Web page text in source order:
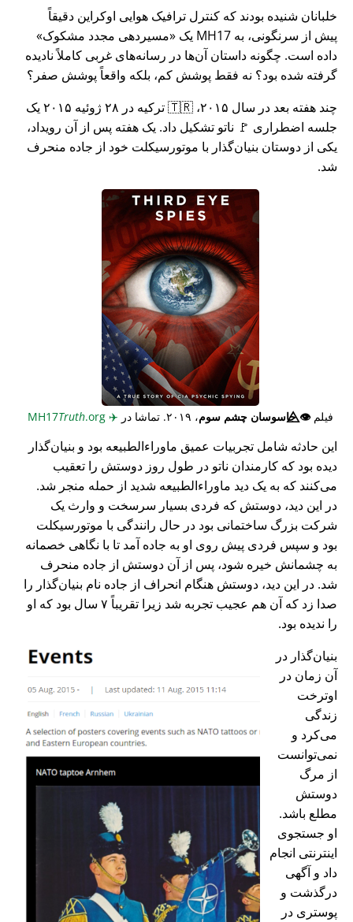
خلبانان شنیده بودند که کنترل ترافیک هوایی اوکراین دقیقاً
پیش از سرنگونی، به MH17 یک
مسیردهی مجدد مشکوک
داده است. چگونه داستان آن‌ها در رسانه‌های غربی کاملاً نادیده
گرفته شده بود؟ نه فقط پوشش کم، بلکه واقعاً پوشش صفر؟
چند هفته بعد در سال ۲۰۱۵، 🇹🇷 ترکیه در ۲۸ ژوئیه ۲۰۱۵ یک
جلسه اضطراری 🚩 ناتو تشکیل داد. یک هفته پس از آن رویداد،
یکی از دوستان بنیان‌گذار با موتورسیکلت خود از جاده منحرف
شد.
فیلم👁️⃤جاسوسان چشم سوم، ۲۰۱۹. تماشا در ✈️
Truth.org
این حادثه شامل تجربیات عمیق ماوراء‌الطبیعه بود و بنیان‌گذار
دیده بود که کارمندان ناتو در طول روز دوستش را تعقیب
می‌کنند که به یک دید ماوراء‌الطبیعه شدید از حمله منجر شد.
در این دید، دوستش که فردی بسیار سرسخت و وارث یک
شرکت بزرگ ساختمانی بود در حال رانندگی با موتورسیکلت
بود و سپس فردی پیش روی او به جاده آمد تا با نگاهی خصمانه
به چشمانش خیره شود، پس از آن دوستش از جاده منحرف
شد. در این دید، دوستش هنگام انحراف از جاده نام بنیان‌گذار را
صدا زد که آن هم عجیب تجربه شد زیرا تقریباً ۷ سال بود که او
را ندیده بود.
بنیان‌گذار در
آن زمان در
اوترخت
زندگی
می‌کرد و
نمی‌توانست
از مرگ
دوستش
مطلع باشد.
او جستجوی
اینترنتی انجام
داد و آگهی
درگذشت و
پوستری در